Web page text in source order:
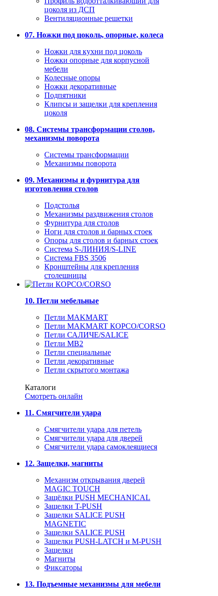
цоколя из ДСП
Вентиляционные решетки
07. Ножки под цоколь, опорные, колеса
Ножки для кухни под цоколь
Ножки опорные для корпусной
мебели
Колесные опоры
Ножки декоративные
Подпятники
Клипсы и защелки для крепления
цоколя
08. Системы трансформации столов,
механизмы поворота
Системы трансформации
Механизмы поворота
09. Механизмы и фурнитура для
изготовления столов
Подстолья
Механизмы раздвижения столов
Фурнитура для столов
Ноги для столов и барных стоек
Опоры для столов и барных стоек
Система S-ЛИНИЯ/S-LINE
Система FBS 3506
Кронштейны для крепления
столешницы
10. Петли мебельные
Петли MAKMART
Петли MAKMART КОРСО/CORSO
Петли САЛИЧЕ/SALICE
Петли MB2
Петли специальные
Петли декоративные
Петли скрытого монтажа
Каталоги
Смотреть онлайн
11. Смягчители удара
Смягчители удара для петель
Смягчители удара для дверей
Cмягчители удара самоклеящиеся
12. Защелки, магниты
Механизм открывания дверей
MAGIC TOUCH
Защёлки PUSH MECHANICAL
Защелки T-PUSH
Защелки SALICE PUSH
MAGNETIC
Защелки SALICE PUSH
Защелки PUSH-LATCH и M-PUSH
Защелки
Магниты
Фиксаторы
13. Подъемные механизмы для мебели